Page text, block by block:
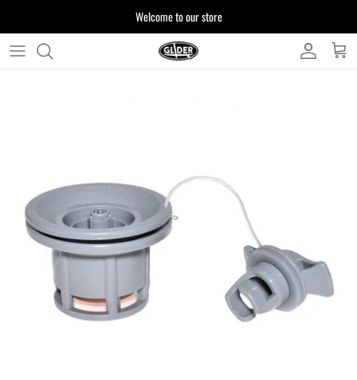
ッ
Welcome to our store
注文について 製品について